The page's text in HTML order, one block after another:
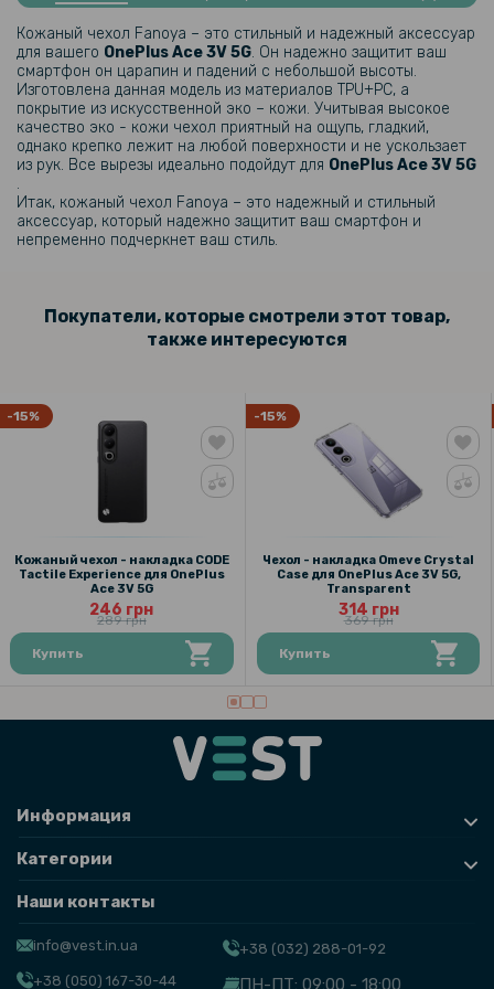
135 грн
159 грн
Защитное стекло Full Screen Tempered Glass для OnePlus Ace 3V
5G, Black
129 грн
199 грн
Кожаный чехол Fanoya – это стильный и надежный аксессуар
для вашего OnePlus Ace 3V 5G​. Он надежно защитит ваш
смартфон он царапин и падений с небольшой высоты.
Изготовлена данная модель из материалов TPU+PC, а
покрытие из искусственной эко – кожи. Учитывая высокое
качество эко - кожи чехол приятный на ощупь, гладкий,
однако крепко лежит на любой поверхности и не ускользает
из рук. Все вырезы идеально подойдут для OnePlus Ace 3V 5G​
.
Итак, кожаный чехол Fanoya – это надежный и стильный
аксессуар, который надежно защитит ваш смартфон и
непременно подчеркнет ваш стиль.
Покупатели, которые смотрели этот товар,
также интересуются
-15%
Кожаный чехол - накладка CODE
Tactile Experience для OnePlus
Ace 3V 5G
246 грн
289 грн
Купить
-15%
Чехол - накладка Omeve Crystal
Case для OnePlus Ace 3V 5G,
Transparent
314 грн
369 грн
Купить
Информация
Категории
Наши контакты
info@vest.in.ua
+38 (050) 167-30-44
+38 (032) 288-01-92
ПН-ПТ: 09:00 - 18:00